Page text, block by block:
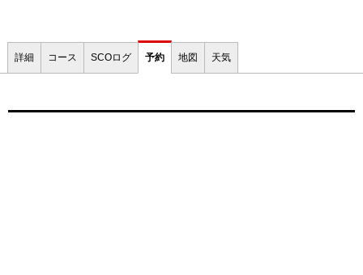
詳細 コース SCOログ 予約 地図 天気